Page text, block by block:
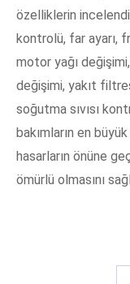
özelliklerin
kontrolü, far ayarı,
motor yağı
değişimi, yakıt
soğutma sıvısı
bakımların en
hasarların önüne
ömürlü olmasını